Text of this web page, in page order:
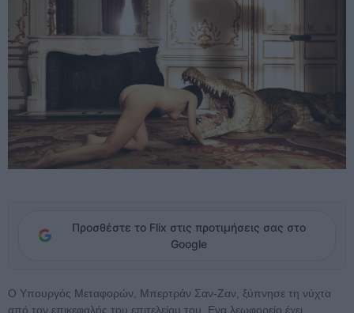
Προσθέστε το Flix στις προτιμήσεις σας στο
Google
Ο Υπουργός Μεταφορών, Μπερτράν Σαν-Ζαν, ξύπνησε τη νύχτα
από τον επικεφαλής του επιτελείου του. Ενα λεωφορείο έχει